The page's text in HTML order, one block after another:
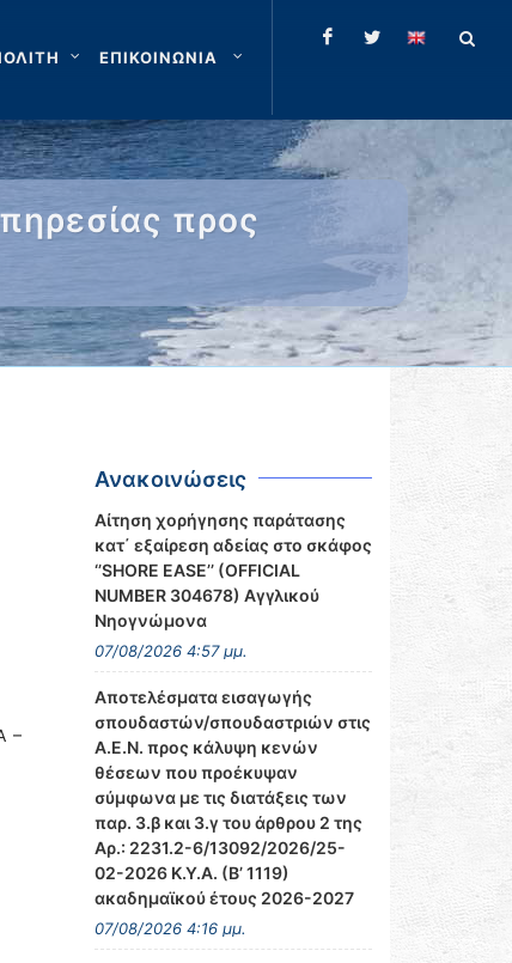
ΕΠΙΚΟΙΝΩΝΙΑ
προς
–
Ανακοινώσεις
Αίτηση χορήγησης παράτασης
κατ΄ εξαίρεση αδείας στο σκάφος
‘’SHORE EASE’’ (OFFICIAL
NUMBER 304678) Αγγλικού
Νηογνώμονα
07/08/2026 4:57 μμ.
Αποτελέσματα εισαγωγής
σπουδαστών/σπουδαστριών στις
Α.Ε.Ν. προς κάλυψη κενών
θέσεων που προέκυψαν
σύμφωνα με τις διατάξεις των
παρ. 3.β και 3.γ του άρθρου 2 της
Αρ.: 2231.2-6/13092/2026/25-
02-2026 Κ.Υ.Α. (Β’ 1119)
ακαδημαϊκού έτους 2026-2027
07/08/2026 4:16 μμ.